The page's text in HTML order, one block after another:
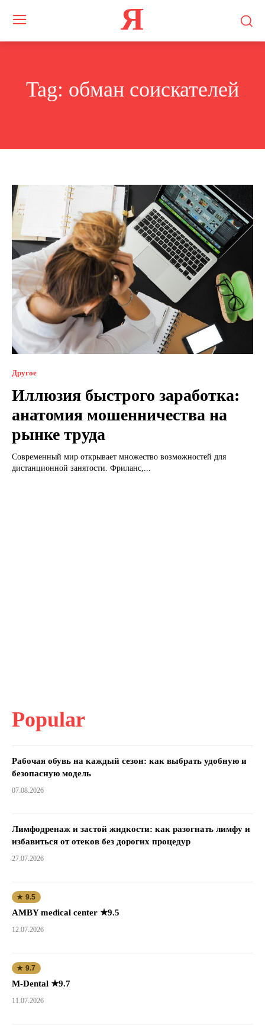
Я
Tag: обман соискателей
Другое
Иллюзия быстрого заработка:
анатомия мошенничества на
рынке труда
Современный мир открывает множество возможностей для
дистанционной занятости. Фриланс,...
Popular
Рабочая обувь на каждый сезон: как выбрать удобную и
безопасную модель
07.08.2026
Лимфодренаж и застой жидкости: как разогнать лимфу и
избавиться от отеков без дорогих процедур
27.07.2026
★ 9.5
AMBY medical center ★9.5
12.07.2026
★ 9.7
M-Dental ★9.7
11.07.2026